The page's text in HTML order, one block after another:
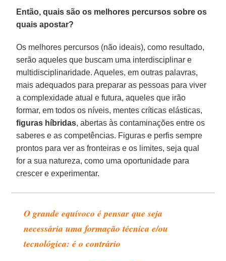
Então, quais são os melhores percursos sobre os
quais apostar?
Os melhores percursos (não ideais), como resultado,
serão aqueles que buscam uma interdisciplinar e
multidisciplinaridade. Aqueles, em outras palavras,
mais adequados para preparar as pessoas para viver
a complexidade atual e futura, aqueles que irão
formar, em todos os níveis, mentes críticas elásticas,
figuras híbridas, abertas às contaminações entre os
saberes e as competências. Figuras e perfis sempre
prontos para ver as fronteiras e os limites, seja qual
for a sua natureza, como uma oportunidade para
crescer e experimentar.
O grande equívoco é pensar que seja
necessária uma formação técnica e/ou
tecnológica: é o contrário